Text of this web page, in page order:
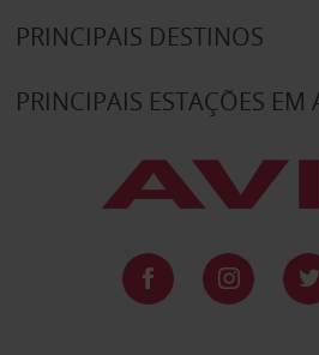
PRINCIPAIS DESTINOS
PRINCIPAIS ESTAÇÕES EM